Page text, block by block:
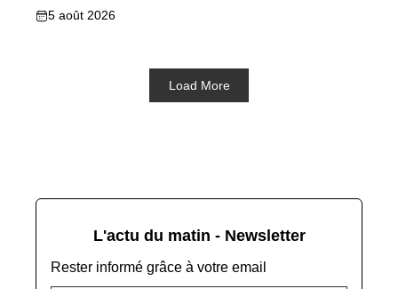
5 août 2026
Load More
L'actu du matin - Newsletter
Rester informé grâce à votre email